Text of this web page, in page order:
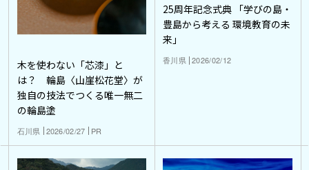
木を使わない「芯漆」と
は？ 輪島〈山崖松花堂〉が
独自の技法でつくる唯一無二
の輪島塗
石川県 2026/02/27 PR
25周年記念式典 「学びの島・
豊島から考える 環境教育の未
来」
香川県 2026/02/12